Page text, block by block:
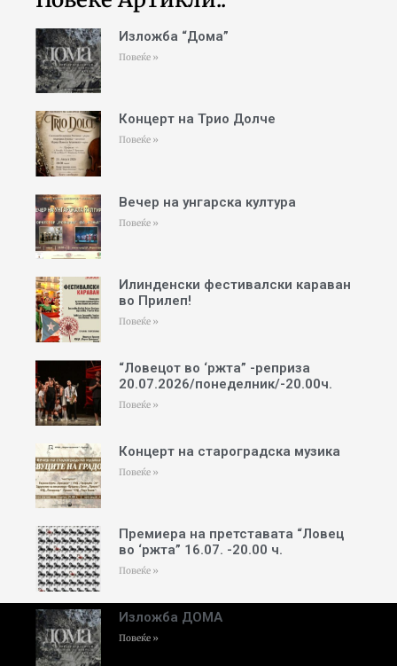
Изложба “Дома”
Повеќе »
Концерт на Трио Долче
Повеќе »
Вечер на унгарска култура
Повеќе »
Илинденски фестивалски караван
во Прилеп!
Повеќе »
“Ловецот во ‘ржта” -реприза
20.07.2026/понеделник/-20.00ч.
Повеќе »
Концерт на староградска музика
Повеќе »
Премиера на претставата “Ловец
во ‘ржта” 16.07. -20.00 ч.
Повеќе »
Изложба ДОМА
Повеќе »